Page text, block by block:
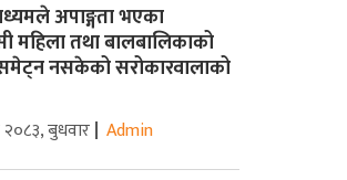
अपाङ्गता भएका
महिला तथा बालबालिकाको
नसकेको सरोकारवालाको
बुधवार Admin